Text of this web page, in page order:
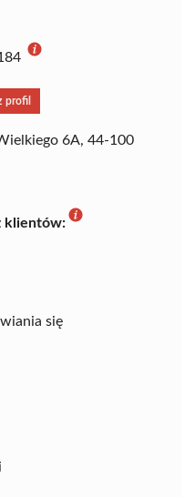
profil
6A, 44-100
klientów:
się